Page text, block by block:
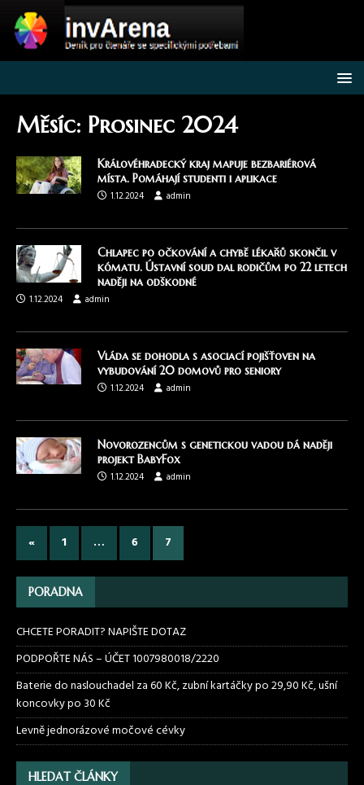
Měsíc: Prosinec 2024
Královéhradecký kraj mapuje bezbariérová
místa. Pomáhají studenti i aplikace
1.12.2024
admin
Chlapec po očkování a chybě lékařů skončil v
kómatu. Ústavní soud dal rodičům po 22 letech
naději na odškodné
1.12.2024
admin
Vláda se dohodla s asociací pojišťoven na
vybudování 20 domovů pro seniory
1.12.2024
admin
Novorozencům s genetickou vadou dá naději
projekt BabyFox
1.12.2024
admin
« 1 … 6 7
PORADNA
CHCETE PORADIT? NAPIŠTE DOTAZ
PODPOŘTE NÁS – ÚČET 1007980018/2220
Baterie do naslouchadel za 60 Kč, zubní kartáčky po 29,90 Kč, ušní
koncovky po 30 Kč
Levně jednorázové močové cévky
HLEDAT ČLÁNKY